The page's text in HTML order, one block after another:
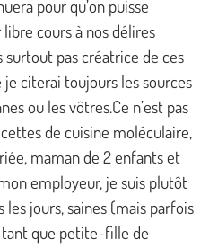
pour qu’on puisse
cours à nos délires
pas créatrice de ces
citerai toujours les sources
ou les vôtres.Ce n’est pas
de cuisine moléculaire,
maman de 2 enfants et
employeur, je suis plutôt
jours, saines (mais parfois
tant que petite-fille de